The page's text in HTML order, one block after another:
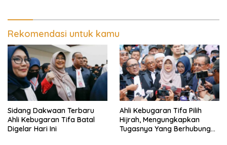
Rekomendasi untuk kamu
Sidang Dakwaan Terbaru
Ahli Kebugaran Tifa Batal
Digelar Hari Ini
Ahli Kebugaran Tifa Pilih
Hijrah, Mengungkapkan
Tugasnya Yang Berhubungan